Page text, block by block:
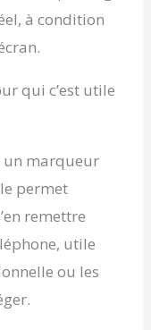
et sont
à condition
qui c’est utile
un marqueur
permet
remettre
utile
ou les